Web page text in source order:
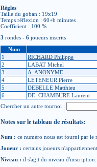
Règles
Taille du goban : 19x19
Temps réflexion : 60+b minutes
Coefficient : 100 %
3 rondes - 6 joueurs inscrits
Num
1
RICHARD Philippe
2
LABAT Michel
3
A. ANONYME
4
LETENEUR Pierre
5
DEBELLE Matthieu
6
DE_CHAMBURE Laurent
Chercher un autre tournoi :
Notes sur le tableau de résultats:
Num : ce numéro nous est fourni par le
Joueur : certains joueurs
Niveau : il s'agit du niveau d'inscription.